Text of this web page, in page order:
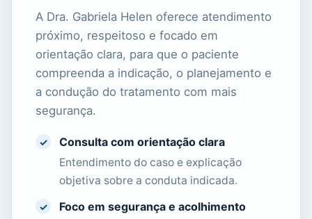
A Dra. Gabriela Helen oferece atendimento
próximo, respeitoso e focado em
orientação clara, para que o paciente
compreenda a indicação, o planejamento e
a condução do tratamento com mais
segurança.
✓ Consulta com orientação clara
Entendimento do caso e explicação
objetiva sobre a conduta indicada.
✓ Foco em segurança e acolhimento